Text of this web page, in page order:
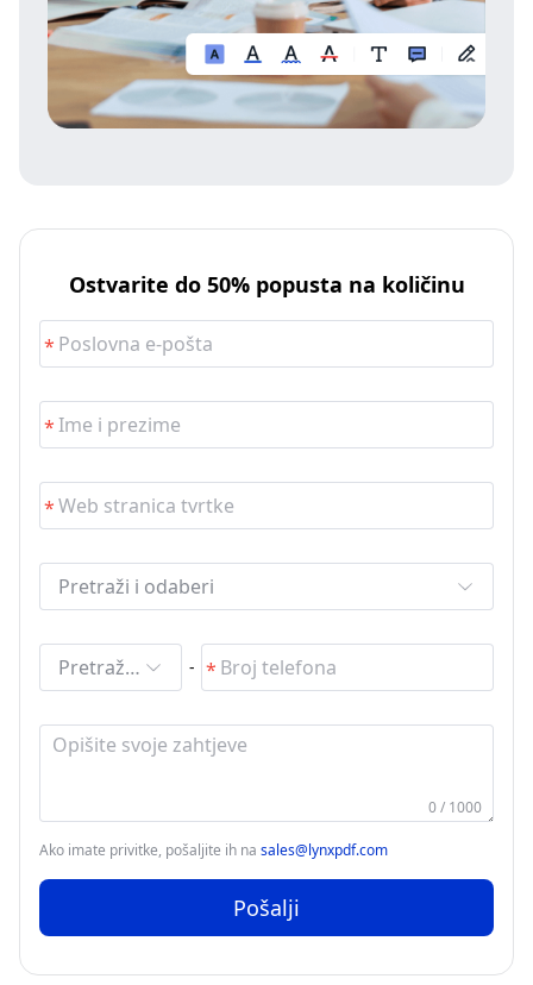
Ostvarite do 50% popusta na količinu
Pretraži i odaberi
Pretraži i odaberi -
0 / 1000
Ako imate privitke, pošaljite ih na sales@lynxpdf.com
Pošalji